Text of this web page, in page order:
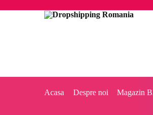
Acasa Despre noi Magazin